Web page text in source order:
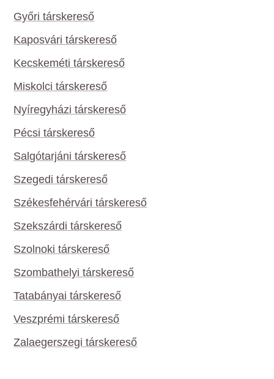
Győri társkereső
Kaposvári társkereső
Kecskeméti társkereső
Miskolci társkereső
Nyíregyházi társkereső
Pécsi társkereső
Salgótarjáni társkereső
Szegedi társkereső
Székesfehérvári társkereső
Szekszárdi társkereső
Szolnoki társkereső
Szombathelyi társkereső
Tatabányai társkereső
Veszprémi társkereső
Zalaegerszegi társkereső